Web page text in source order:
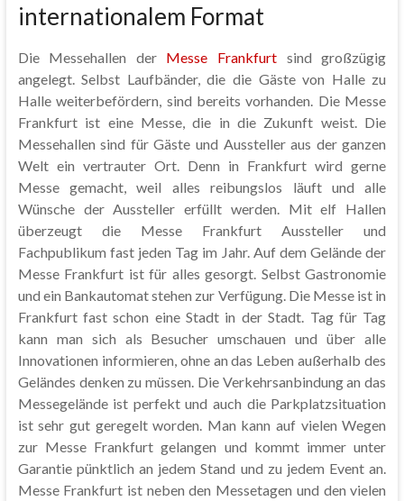
internationalem Format
Die Messehallen der Messe Frankfurt sind großzügig
angelegt. Selbst Laufbänder, die die Gäste von Halle zu
Halle weiterbefördern, sind bereits vorhanden. Die Messe
Frankfurt ist eine Messe, die in die Zukunft weist. Die
Messehallen sind für Gäste und Aussteller aus der ganzen
Welt ein vertrauter Ort. Denn in Frankfurt wird gerne
Messe gemacht, weil alles reibungslos läuft und alle
Wünsche der Aussteller erfüllt werden. Mit elf Hallen
überzeugt die Messe Frankfurt Aussteller und
Fachpublikum fast jeden Tag im Jahr. Auf dem Gelände der
Messe Frankfurt ist für alles gesorgt. Selbst Gastronomie
und ein Bankautomat stehen zur Verfügung. Die Messe ist in
Frankfurt fast schon eine Stadt in der Stadt. Tag für Tag
kann man sich als Besucher umschauen und über alle
Innovationen informieren, ohne an das Leben außerhalb des
Geländes denken zu müssen. Die Verkehrsanbindung an das
Messegelände ist perfekt und auch die Parkplatzsituation
ist sehr gut geregelt worden. Man kann auf vielen Wegen
zur Messe Frankfurt gelangen und kommt immer unter
Garantie pünktlich an jedem Stand und zu jedem Event an.
Messe Frankfurt ist neben den Messetagen und den vielen